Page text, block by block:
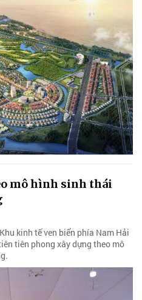
mô hình sinh thái
kinh tế ven biển phía Nam Hải
tiên phong xây dựng theo mô